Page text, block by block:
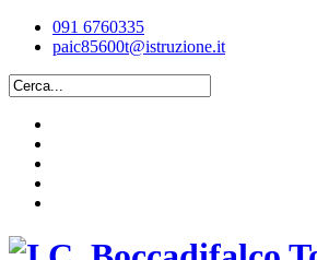
091 6760335
paic85600t@istruzione.it